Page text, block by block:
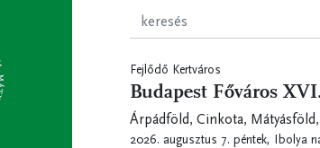
Fejlődő Kertváros
Budapest Főváros
Árpádföld, Cinkota,
2026. augusztus 7. péntek, Ibolya